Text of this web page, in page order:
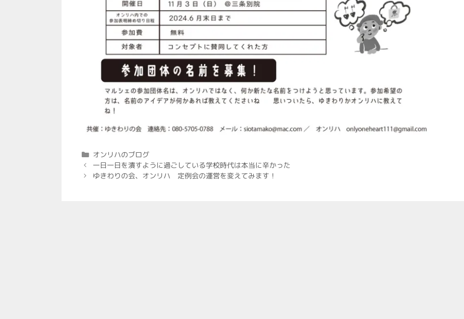
カ
テ
ゴ
オンリハのブログ
投
稿
一日一日を潰すように過ごしている学校時代は本当に辛かった
ゆきわりの会、オンリハ 定例会の運営を変えてみます！